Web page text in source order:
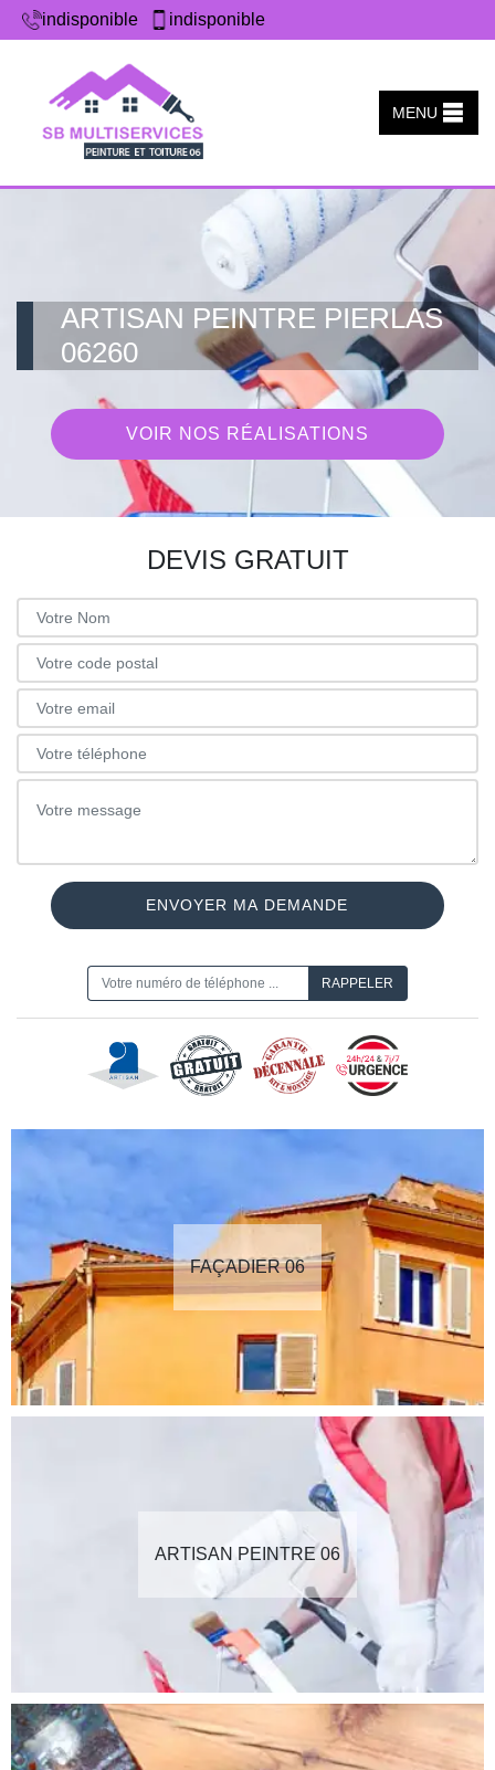
indisponible indisponible
MENU
ARTISAN PEINTRE PIERLAS
06260
VOIR NOS RÉALISATIONS
DEVIS GRATUIT
FAÇADIER 06
ARTISAN PEINTRE 06